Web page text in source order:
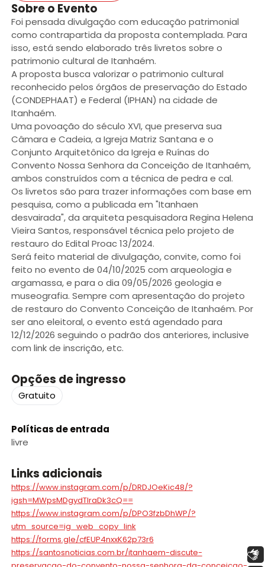
Sobre o Evento
Foi pensada divulgação com educação patrimonial
como contrapartida da proposta contemplada. Para
isso, está sendo elaborado três livretos sobre o
patrimonio cultural de Itanhaém.
A proposta busca valorizar o patrimonio cultural
reconhecido pelos órgãos de preservação do Estado
(CONDEPHAAT) e Federal (IPHAN) na cidade de
Itanhaém.
Uma povoação do século XVI, que preserva sua
Câmara e Cadeia, a Igreja Matriz Santana e o
Conjunto Arquitetônico da Igreja e Ruínas do
Convento Nossa Senhora da Conceição de Itanhaém,
ambos construídos com a técnica de pedra e cal.
Os livretos são para trazer informações com base em
pesquisa, como a publicada em "Itanhaen
desvairada", da arquiteta pesquisadora Regina Helena
Vieira Santos, responsável técnica pelo projeto de
restauro do Edital Proac 13/2024.
Será feito material de divulgação, convite, como foi
feito no evento de 04/10/2025 com arqueologia e
argamassa, e para o dia 09/05/2026 geologia e
museografia. Sempre com apresentação do projeto
de restauro do Convento Conceição de Itanhaém. Por
ser ano eleitoral, o evento está agendado para
12/12/2026 seguindo o padrão dos anteriores, inclusive
com link de inscrição, etc.
Opções de ingresso
Gratuito
Políticas de entrada
livre
Links adicionais
https://www.instagram.com/p/DRDJOeKic48/?
igsh=MWpsMDgydTlraDk3cQ==
https://www.instagram.com/p/DPO3fzbDhWP/?
utm_source=ig_web_copy_link
https://forms.gle/cfEUP4nxxK62p73r6
https://santosnoticias.com.br/itanhaem-discute-Libras